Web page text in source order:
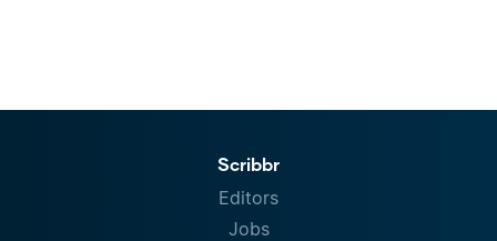
Scribbr
Editors
Jobs